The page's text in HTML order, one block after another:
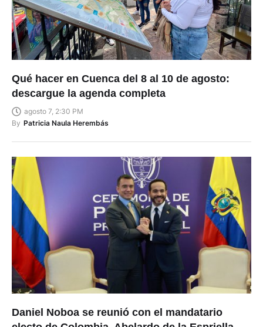
Qué hacer en Cuenca del 8 al 10 de agosto:
descargue la agenda completa
agosto 7, 2:30 PM
By Patricia Naula Herembás
Daniel Noboa se reunió con el mandatario